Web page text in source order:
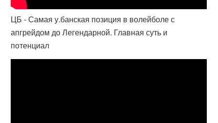
ЦБ - Самая у.банская позиция в волейболе с
апгрейдом до Легендарной. Главная суть и
потенциал